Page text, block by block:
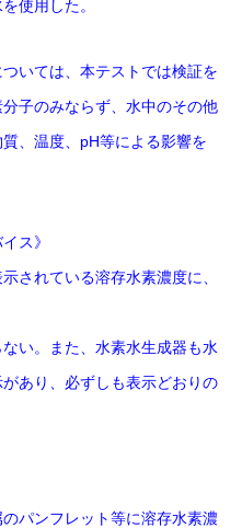
使用した。
いては、本テストでは検証を
子のみならず、水中のその他
、温度、pH等による影響を
ス》
されている溶存水素濃度に、
い。また、水素水生成器も水
あり、必ずしも表示どおりの
パンフレット等に溶存水素濃